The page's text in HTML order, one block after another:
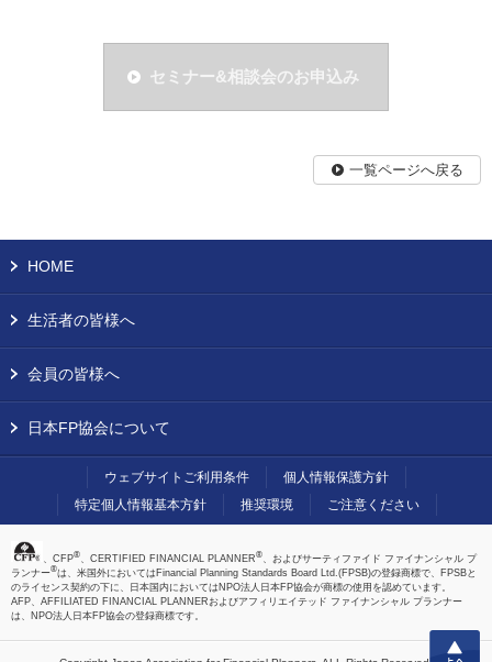
セミナー&相談会のお申込み
一覧ページへ戻る
上へ
HOME
生活者の皆様へ
会員の皆様へ
日本FP協会について
ウェブサイトご利用条件
個人情報保護方針
特定個人情報基本方針
推奨環境 ご注意ください
、CFP® 、CERTIFIED FINANCIAL PLANNER® 、およびサーティファイド ファイナンシャル プ
ランナー®は、米国外においてはFinancial Planning Standards Board Ltd.(FPSB)の登録商標で、FPSBと
のライセンス契約の下に、日本国内においてはNPO法人日本FP協会が商標の使用を認めています。
AFP、AFFILIATED FINANCIAL PLANNERおよびアフィリエイテッド ファイナンシャル プランナー
は、NPO法人日本FP協会の登録商標です。